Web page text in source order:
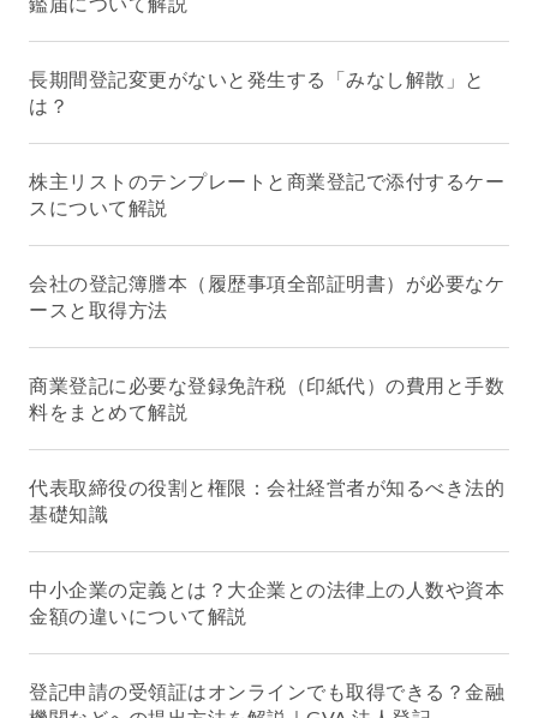
長期間登記変更がないと発生する「みなし解散」と
は？
株主リストのテンプレートと商業登記で添付するケー
スについて解説
会社の登記簿謄本（履歴事項全部証明書）が必要なケ
ースと取得方法
商業登記に必要な登録免許税（印紙代）の費用と手数
料をまとめて解説
代表取締役の役割と権限：会社経営者が知るべき法的
基礎知識
中小企業の定義とは？大企業との法律上の人数や資本
金額の違いについて解説
登記申請の受領証はオンラインでも取得できる？金融